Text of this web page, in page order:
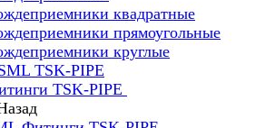
квадратные
прямоугольные
круглые
TSK-PIPE
TSK-PIPE